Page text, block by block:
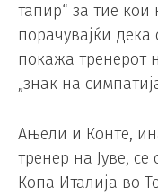
тапир“ за тие
порачувајќи дека
покажа тренерот
„знак на
Ањели и Конте,
тренер на Јуве,
Копа Италија во